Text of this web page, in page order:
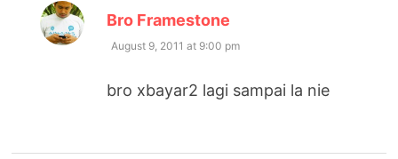
Bro Framestone
August 9, 2011 at 9:00 pm
bro xbayar2 lagi sampai la nie